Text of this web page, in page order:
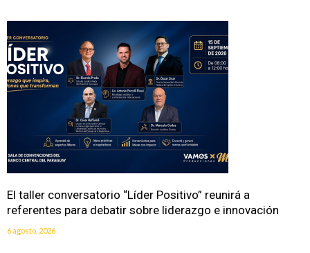
El taller conversatorio “Líder Positivo” reunirá a
referentes para debatir sobre liderazgo e innovación
6 agosto, 2026